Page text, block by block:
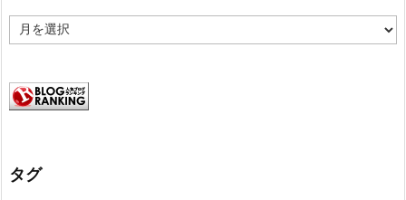
ー
ブ
タグ